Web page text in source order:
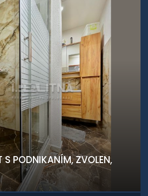
S PODNIKANÍM, ZVOLEN,